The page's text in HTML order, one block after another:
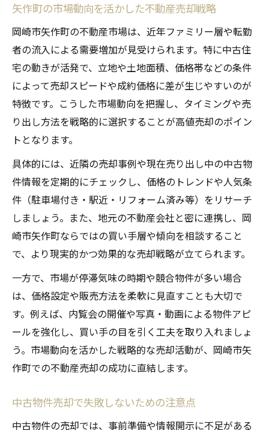
訣
中古物件の価値向上につながる改善ポイン
ト
矢作町で長期的な資産保全を目指す売却方
法
不動産売却前に確認すべき査定基準の重要
性
資産価値を最大化する中古住宅の売り方
矢作町の市場動向を活かした不動産売却戦略
岡崎市矢作町の不動産市場は、近年ファミリー層や転勤
者の流入による需要増加が見受けられます。特に中古住
宅の動きが活発で、立地や土地面積、価格帯などの条件
によって売却スピードや成約価格に差が生じやすいのが
特徴です。こうした市場動向を把握し、タイミングや売
り出し方法を戦略的に選択することが高値売却のポイン
トとなります。
具体的には、近隣の売却事例や現在売り出し中の中古物
件情報を定期的にチェックし、価格のトレンドや人気条
件（駐車場付き・駅近・リフォーム済み等）をリサーチ
しましょう。また、地元の不動産会社と密に連携し、岡
崎市矢作町ならではの買い手層や傾向を相談すること
で、より現実的かつ効果的な売却戦略が立てられます。
一方で、市場が停滞気味の時期や競合物件が多い場合
は、価格設定や販売方法を柔軟に見直すことも大切で
す。例えば、内覧会の開催や写真・動画による物件アピ
ールを強化し、買い手の目を引く工夫を取り入れましょ
う。市場動向を活かした戦略的な売却活動が、岡崎市矢
作町での不動産売却の成功に直結します。
中古物件売却で失敗しないための注意点
中古物件の売却では、事前準備や情報開示に不足がある